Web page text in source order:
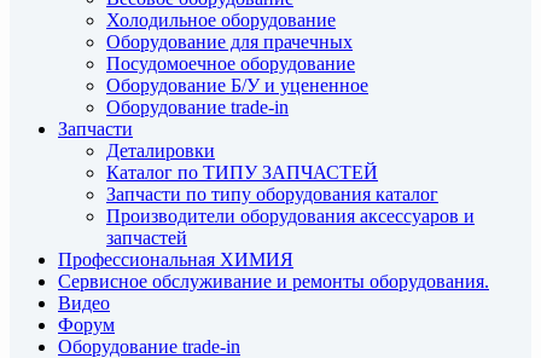
Холодильное оборудование
Оборудование для прачечных
Посудомоечное оборудование
Оборудование Б/У и уцененное
Оборудование trade-in
Запчасти
Деталировки
Каталог по ТИПУ ЗАПЧАСТЕЙ
Запчасти по типу оборудования каталог
Производители оборудования аксессуаров и
запчастей
Профессиональная ХИМИЯ
Сервисное обслуживание и ремонты оборудования.
Видео
Форум
Оборудование trade-in